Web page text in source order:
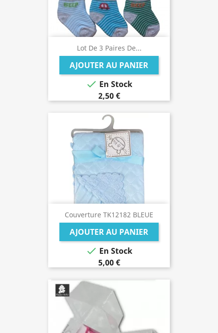
Lot De 3 Paires De...
AJOUTER AU PANIER
 En Stock
2,50 €
Couverture TK12182 BLEUE
AJOUTER AU PANIER
 En Stock
5,00 €